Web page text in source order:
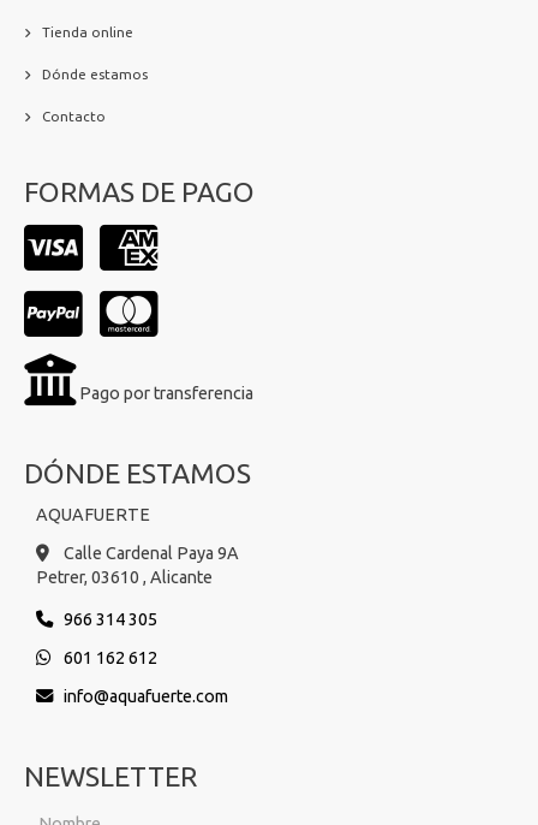
Tienda online
Dónde estamos
Contacto
FORMAS DE PAGO
Pago por transferencia
DÓNDE ESTAMOS
AQUAFUERTE
Calle Cardenal Paya 9A
Petrer, 03610 , Alicante
966 314 305
601 162 612
info
aquafuerte.com
NEWSLETTER